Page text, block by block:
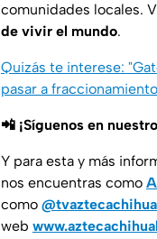
comunidades locales.
de vivir el mundo.
Quizás te interese:
pasar a
📲 ¡Síguenos en
Y para esta y más
nos encuentras como
como
web